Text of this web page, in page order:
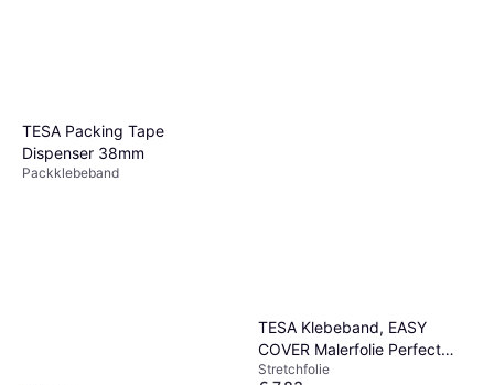
TESA Packing Tape
Dispenser 38mm
Packklebeband
TESA Klebeband, EASY
COVER Malerfolie Perfect
Refill 550 mm, 33 m
Stretchfolie